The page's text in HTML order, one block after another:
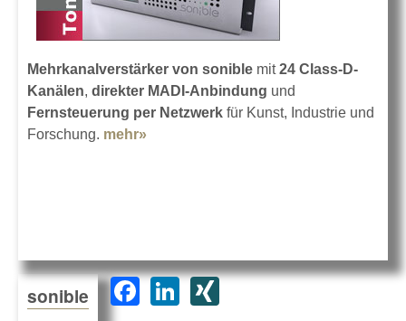
Mehrkanalverstärker von sonible mit24 Class-D-
Kanälen, direkter MADI-Anbindung und
Fernsteuerung per Netzwerk für Kunst, Industrie und
Forschung. mehr»
sonible
F
Li XI